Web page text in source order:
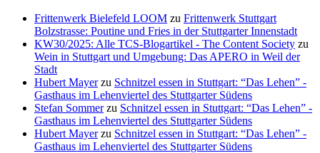
Frittenwerk Bielefeld LOOM zu Frittenwerk Stuttgart
Bolzstrasse: Poutine und Fries in der Stuttgarter Innenstadt
KW30/2025: Alle TCS-Blogartikel - The Content Society zu
Wein in Stuttgart und Umgebung: Das APERO in Weil der
Stadt
Hubert Mayerzu Schnitzel essen in Stuttgart: “Das Lehen” -
Gasthaus im Lehenviertel des Stuttgarter Südens
Stefan Sommerzu Schnitzel essen in Stuttgart: “Das Lehen” -
Gasthaus im Lehenviertel des Stuttgarter Südens
Hubert Mayerzu Schnitzel essen in Stuttgart: “Das Lehen” -
Gasthaus im Lehenviertel des Stuttgarter Südens